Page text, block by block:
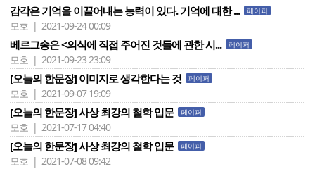
감각은 기억을 이끌어내는 능력이 있다. 기억에 대한 ... 페이퍼
모호 | 2021-09-24 00:09
베르그송은 <의식에 직접 주어진 것들에 관한 시... 페이퍼
모호 | 2021-09-23 23:09
[오늘의 한문장] 이미지로 생각한다는 것 페이퍼
모호 | 2021-09-07 19:09
[오늘의 한문장] 사상 최강의 철학 입문 페이퍼
모호 | 2021-07-17 04:40
[오늘의 한문장] 사상 최강의 철학 입문 페이퍼
모호 | 2021-07-08 09:42